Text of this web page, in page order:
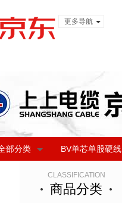
更多导航
部分类 BV单芯单股硬线
CLASSIFICATION
商品分类